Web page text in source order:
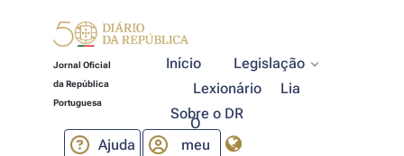
Jornal Oficial
da República
Portuguesa
Início
Legislação
Lexionário
Lia
Sobre o DR
Ajuda
O
meu